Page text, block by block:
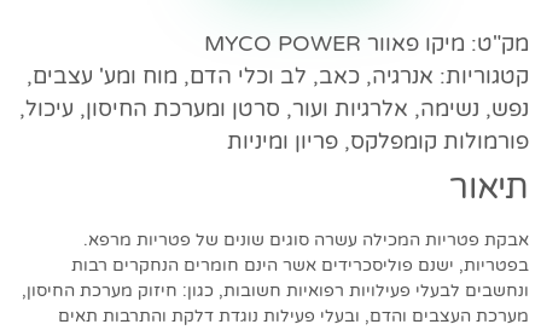
מק"ט: מיקו פאוור MYCO POWER
קטגוריות: אנרגיה, כאב, לב וכלי הדם, מוח ומע' עצבים,
נפש, נשימה, אלרגיות ועור, סרטן ומערכת החיסון, עיכול,
פורמולות קומפלקס, פריון ומיניות
תיאור
אבקת פטריות המכילה עשרה סוגים שונים של פטריות מרפא.
בפטריות, ישנם פוליסכרידים אשר הינם חומרים הנחקרים רבות
ונחשבים לבעלי פעילויות רפואיות חשובות, כגון: חיזוק מערכת החיסון,
מערכת העצבים והדם, ובעלי פעילות נוגדת דלקת והתרבות תאים